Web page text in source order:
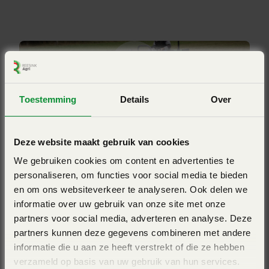
Toestemming Details Over
Deze website maakt gebruik van cookies
We gebruiken cookies om content en advertenties te
personaliseren, om functies voor social media te bieden
en om ons websiteverkeer te analyseren. Ook delen we
informatie over uw gebruik van onze site met onze
partners voor social media, adverteren en analyse. Deze
partners kunnen deze gegevens combineren met andere
informatie die u aan ze heeft verstrekt of die ze hebben
verzameld op basis van uw gebruik van hun services.
Uitstekende bodemaanpassing
De werkhoogte wordt geregeld door een looprol met vaste
lagering en een diameter van 160 mm. De rol is
smeersysteem. De rol is zo dicht mogelijk bij de rotor
geplaatst voor een zo goed mogelijke bodemaanpassing.
Een extra voordeel is dat de rol op deze manier
automatisch gereinigd wordt door de hamerklepels.
Snelle vertering
24
Model
BE